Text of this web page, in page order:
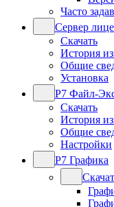
Часто
Сервер
Скачать
История
Общие
Установка
Р7 Файл-
Скачать
История
Общие
Настройки
Р7 Графика